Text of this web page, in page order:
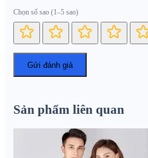
Chọn số sao (1–5 sao)
Sản phẩm liên quan